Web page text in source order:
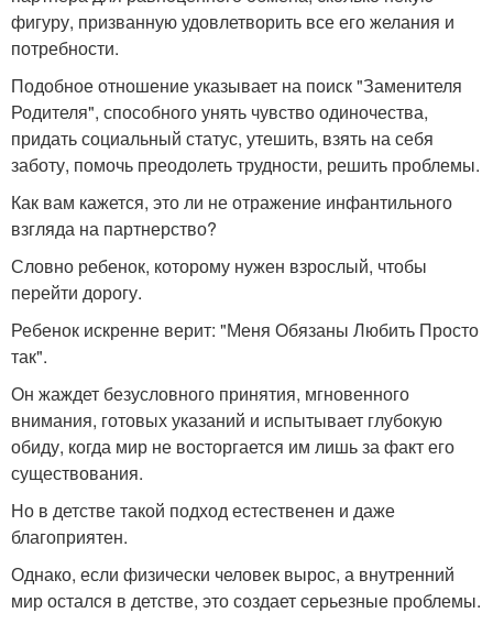
фигуру, призванную удовлетворить все его желания и
потребности.
Подобное отношение указывает на поиск "Заменителя
Родителя", способного унять чувство одиночества,
придать социальный статус, утешить, взять на себя
заботу, помочь преодолеть трудности, решить проблемы.
Как вам кажется, это ли не отражение инфантильного
взгляда на партнерство?
Словно ребенок, которому нужен взрослый, чтобы
перейти дорогу.
Ребенок искренне верит: "Меня Обязаны Любить Просто
так".
Он жаждет безусловного принятия, мгновенного
внимания, готовых указаний и испытывает глубокую
обиду, когда мир не восторгается им лишь за факт его
существования.
Но в детстве такой подход естественен и даже
благоприятен.
Однако, если физически человек вырос, а внутренний
мир остался в детстве, это создает серьезные проблемы.